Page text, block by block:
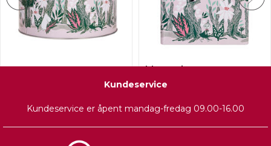
Vår kastanje
329,-
Mummi
Kaffefilterboks - Vår
Vår kastanje
Kundeservice
Kundeservice er åpent mandag-fredag 09.00-16.00